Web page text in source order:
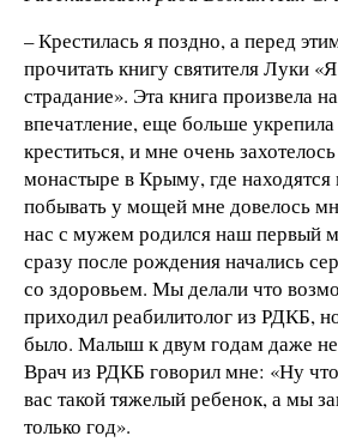
– Крестилась я поздно, а перед
прочитать книгу святителя Луки
страдание». Эта книга произвела
впечатление, еще больше
креститься, и мне очень
монастыре в Крыму, где
побывать у мощей мне довелось
нас с мужем родился наш первый
сразу после рождения начались
со здоровьем. Мы делали что
приходил реабилитолог из РДКБ,
было. Малыш к двум годам даже не
Врач из РДКБ говорил мне: «Ну
вас такой тяжелый ребенок, а мы
только год».